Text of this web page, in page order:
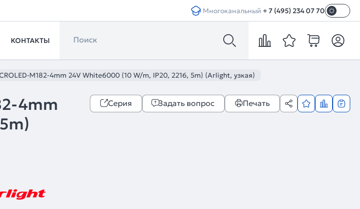
Многоканальный + 7 (495) 234 07 70
КОНТАКТЫ
M182-4mm 24V White6000 (10 W/m, IP20, 2216, 5m) (Arlight, узкая)
4mm
Серия Задать вопрос Печать